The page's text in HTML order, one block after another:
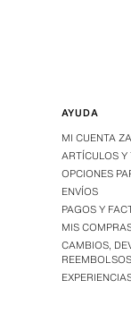
AYUDA
MI CUENTA
ARTÍCULOS
OPCIONES
ENVÍOS
PAGOS Y
MIS
CAMBIOS,
REEMBOLSOS